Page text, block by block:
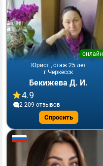
Юрист , стаж 25 лет
онлайн
г.Черкесск
Бекижева Д. И.
4.9
2 209 отзывов
Спросить